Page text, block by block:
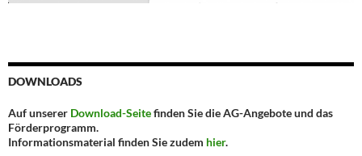
DOWNLOADS
Auf unserer Download-Seitefinden Sie die AG-Angebote und das
Förderprogramm.
Informationsmaterial finden Sie zudem hier.